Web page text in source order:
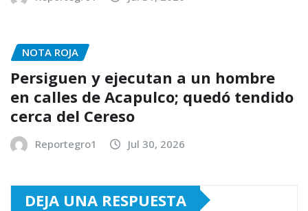
NOTA ROJA
Persiguen y ejecutan a un hombre
en calles de Acapulco; quedó tendido
cerca del Cereso
Reportegro1 Jul 30, 2026
DEJA UNA RESPUESTA